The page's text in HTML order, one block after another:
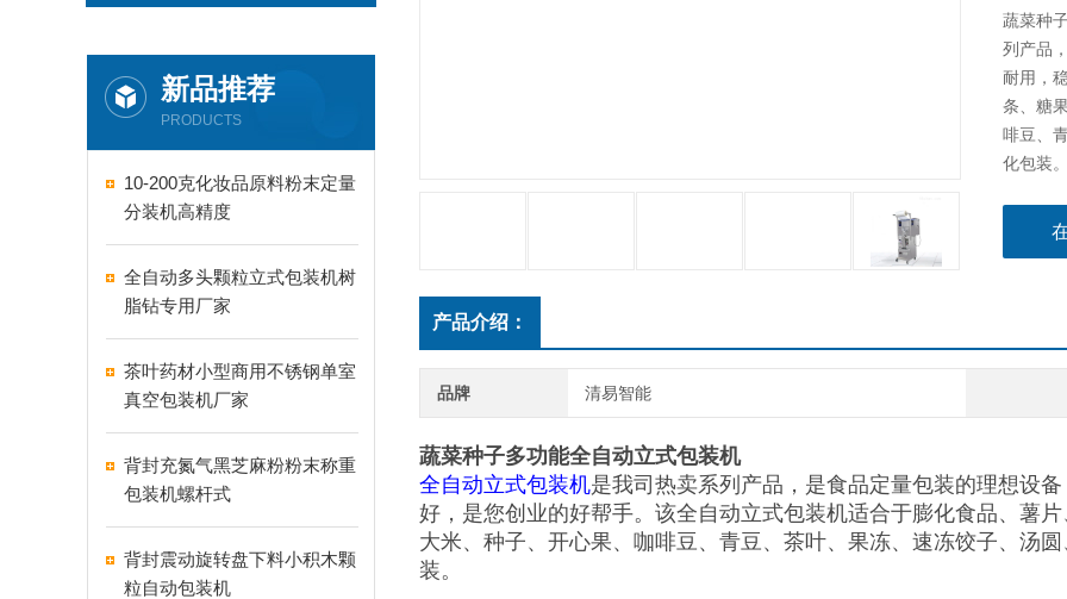
新品推荐
PRODUCTS
10-200克化妆品原料粉末定量
分装机高精度
全自动多头颗粒立式包装机树
脂钻专用厂家
茶叶药材小型商用不锈钢单室
真空包装机厂家
背封充氮气黑芝麻粉粉末称重
包装机螺杆式
背封震动旋转盘下料小积木颗
粒自动包装机
蔬菜种
列产品
耐用，
条、糖
啡豆、
化包装。
产品介绍：
品牌 清易智能
蔬菜种子多功能全自动立式包装机
全自动立式包装机是我司热卖系列产品，是食品定量包装的理想设
好，是您创业的好帮手。该全自动立式包装机适合于膨化食品、薯
大米、种子、开心果、咖啡豆、青豆、茶叶、果冻、速冻饺子、汤
装。